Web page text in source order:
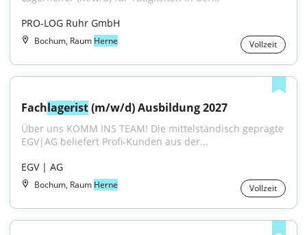
PRO-LOG Ruhr GmbH
Bochum, Raum Herne Vollzeit
Fachlagerist (m/w/d) Ausbildung 2027
Über uns KOMM INS TEAM! Die mittelständisch geprägte
EGV|AG beliefert Profi-Kunden aus der...
EGV | AG
Bochum, Raum Herne Vollzeit